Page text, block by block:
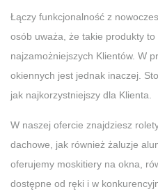
Łączy funkcjonalność z
osób uważa, że takie produkty to
najzamożniejszych Klientów. W
okiennych jest jednak inaczej.
jak najkorzystniejszy dla Klienta.
W naszej ofercie znajdziesz
dachowe, jak również żaluzje
oferujemy moskitiery na okna,
dostępne od ręki i w